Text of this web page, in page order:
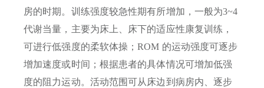
房的时期。训练强度较急性期有所增加，一般为3~4
代谢当量，主要为床上、床下的适应性康复训练，
可进行低强度的柔软体操；ROM 的运动强度可逐步
增加速度或时间；根据患者的具体情况可增加低强
度的阻力运动。活动范围可从床边到病房内、逐步